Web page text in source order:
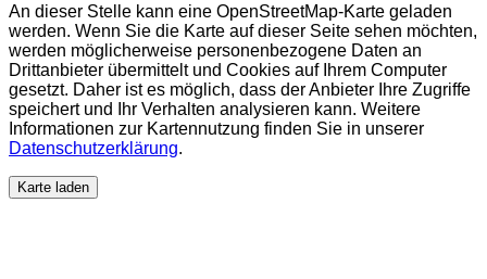
An dieser Stelle kann eine OpenStreetMap-Karte geladen
werden. Wenn Sie die Karte auf dieser Seite sehen möchten,
werden möglicherweise personenbezogene Daten an
Drittanbieter übermittelt und Cookies auf Ihrem Computer
gesetzt. Daher ist es möglich, dass der Anbieter Ihre Zugriffe
speichert und Ihr Verhalten analysieren kann. Weitere
Informationen zur Kartennutzung finden Sie in unserer
Datenschutzerklärung.
Karte laden